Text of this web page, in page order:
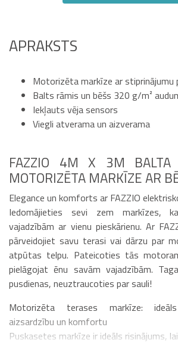
APRAKSTS
Motorizēta markīze ar stiprinājumu
Balts rāmis un bēšs 320 g/m²
Iekļauts vēja sensors
Viegli atverama un aizverama
FAZZIO 4M X 3M BALTA
MOTORIZĒTA MARKĪZE AR
Elegance un komforts ar FAZZIO
Iedomājieties sevi zem markīzes,
vajadzībām ar vienu pieskārienu. Ar
pārveidojiet savu terasi vai dārzu par
atpūtas telpu. Pateicoties tās
pielāgojat ēnu savām vajadzībām.
pusdienas, neuztraucoties par sauli!
Motorizēta terases markīze:
aizsardzību un komfortu
Puskasetes markīze ir ideāls risinājums,